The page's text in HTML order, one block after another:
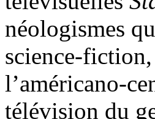
néologismes
science-
l’américano-
télévision du